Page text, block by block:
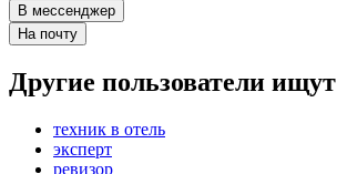
В мессенджер
На почту
Другие пользователи ищут
техник в отель
эксперт
ревизор